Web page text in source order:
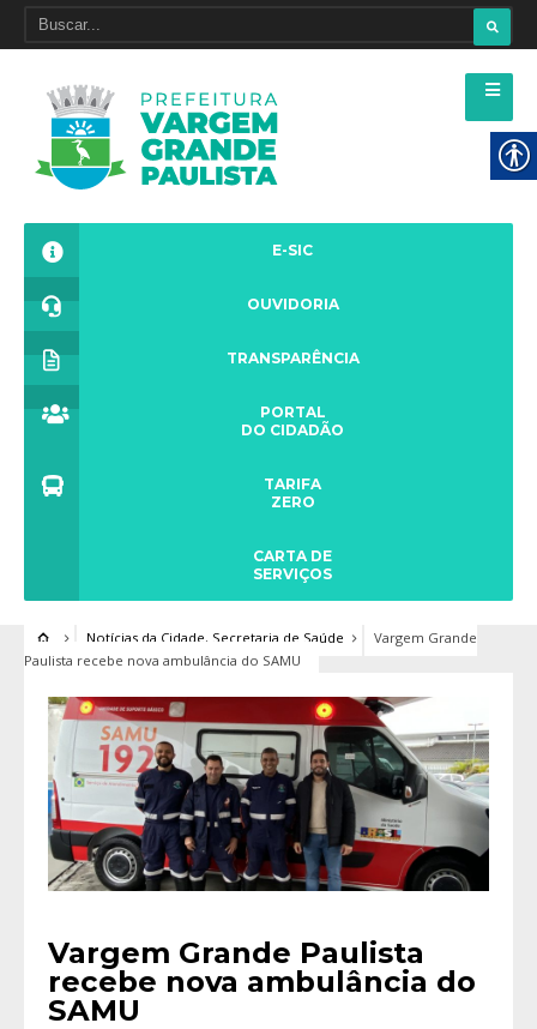
E-SIC
OUVIDORIA
TRANSPARÊNCIA
PORTAL
DO CIDADÃO
TARIFA
ZERO
CARTA DE
SERVIÇOS
Notícias da Cidade, Secretaria de Saúde
Vargem Grande
Paulista recebe nova ambulância do SAMU
Vargem Grande Paulista
recebe nova ambulância do
SAMU